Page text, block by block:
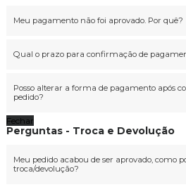
Meu pagamento não foi aprovado. Por quê?
Qual o prazo para confirmação de
Posso alterar a forma de pagamento após
pedido?
Fechar
Perguntas - Troca e Devolução
Meu pedido acabou de ser aprovado, como
troca/devolução?